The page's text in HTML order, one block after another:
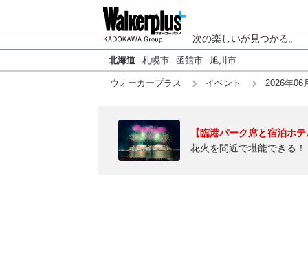
次の楽しいが見つかる。
北海道 札幌市 函館市 旭川市
ウォーカープラス イベント 2026年06
【臨港パーク席と宿泊ホ
花火を間近で堪能できる